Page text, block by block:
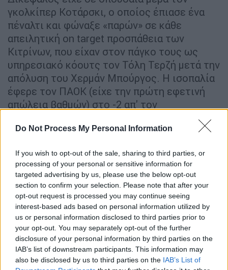
Do Not Process My Personal Information
If you wish to opt-out of the sale, sharing to third parties, or
processing of your personal or sensitive information for
targeted advertising by us, please use the below opt-out
section to confirm your selection. Please note that after your
opt-out request is processed you may continue seeing
interest-based ads based on personal information utilized by
us or personal information disclosed to third parties prior to
your opt-out. You may separately opt-out of the further
disclosure of your personal information by third parties on the
IAB’s list of downstream participants. This information may
also be disclosed by us to third parties on the IAB’s List of
γκολκίπερ Κοτάρσκι, ο οποίος έπιασε ένα
πέναλτι και φώναξε «παρών» σε κάθε
απειλητική on target προσπάθεια των
Κιτρίνων, που είχαν στον πάγκο τους ως
υπηρεσιακό κόουτς τον Τόλη Τερζή μετά την
απόλυση του Χερμάν Μπούργος. Η ισοπαλία
έφερε τον ΠΑΟΚ (είχε την πρώτη εφετινή
απώλεια βαθμών) στο -2 απ' τον
Παναθηναϊκό, ενώ ο Άρης έμεινε στο -5
αγωνιστική στο Αγρίνιο απ' τον
Παναιτωλικό.
Η εξέλιξη του ντέρμπι
Ο ΠΑΟΚ μπήκε δυνατά στο παιχνίδι και
απείλησε μόλις στο 2' με τον Νάρεϊ, του
οποίου το σουτ όμως ανακόπηκε απ' τον
Μαζικού. Ο Άρης προσπάθησε να
εκμεταλλευτεί μια ασυνεννοησία στην άμυνα